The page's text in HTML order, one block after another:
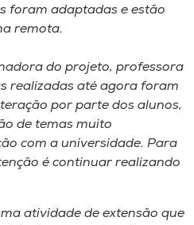
foram adaptadas e estão
remota.
do projeto, professora
realizadas até agora foram
por parte dos alunos,
de temas muito
com a universidade. Para
é continuar realizando
atividade de extensão que